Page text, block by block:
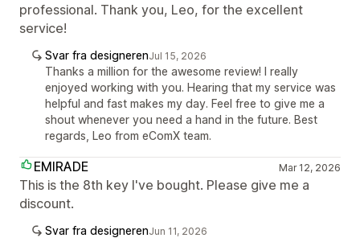
professional. Thank you, Leo, for the excellent
service!
Svar fra designerenJul 15, 2026
Thanks a million for the awesome review! I really
enjoyed working with you. Hearing that my service was
helpful and fast makes my day. Feel free to give me a
shout whenever you need a hand in the future. Best
regards, Leo from eComX team.
EMIRADE Mar 12, 2026
This is the 8th key I've bought. Please give me a
discount.
Svar fra designerenJun 11, 2026